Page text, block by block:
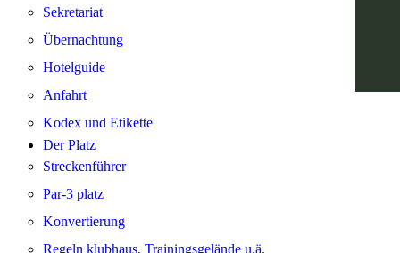
Sekretariat
Übernachtung
Hotelguide
Anfahrt
Kodex und Etikette
Der Platz
Streckenführer
Par-3 platz
Konvertierung
Regeln klubhaus, Trainingsgelände u.ä.